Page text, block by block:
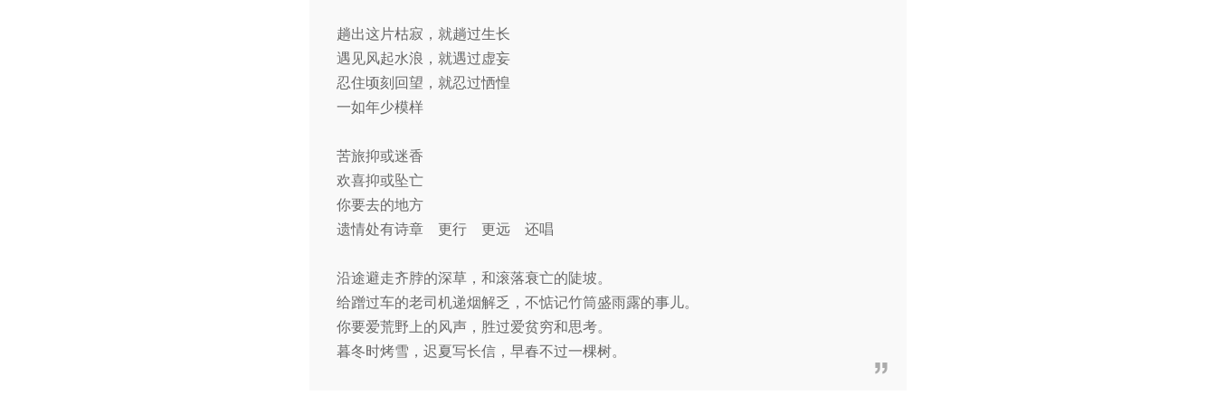
趟出这片枯寂，就趟过生长
遇见风起水浪，就遇过虚妄
忍住顷刻回望，就忍过恓惶
一如年少模样
苦旅抑或迷香
欢喜抑或坠亡
你要去的地方
遗情处有诗章 更行 更远 还唱
沿途避走齐脖的深草，和滚落衰亡的陡坡。
给蹭过车的老司机递烟解乏，不惦记竹筒盛雨露的事儿。
你要爱荒野上的风声，胜过爱贫穷和思考。
暮冬时烤雪，迟夏写长信，早春不过一棵树。